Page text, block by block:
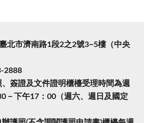
北市濟南路1段2之2號3~5樓（中央
2888
簽證及文件證明櫃檯受理時間為週
－下午17：00（週六、週日及國定